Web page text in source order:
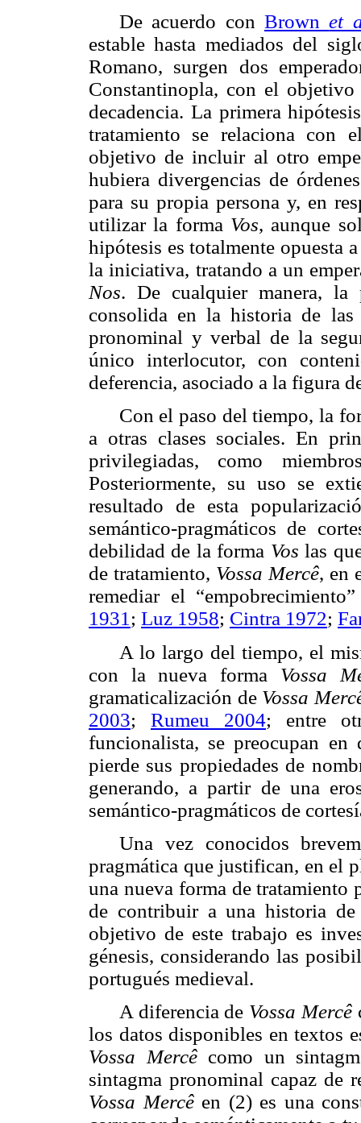
De acuerdo con Brownet
estable hasta mediados del
Romano, surgen dos
Constantinopla, con el
decadencia. La primera
tratamiento se relaciona con
objetivo de incluir al otro
hubiera divergencias de
para su propia persona y, en
utilizar la forma Vos, aunque
hipótesis es totalmente opuesta
la iniciativa, tratando a un
Nos. De cualquier manera, la
consolida en la historia de
pronominal y verbal de la
único interlocutor, con
deferencia, asociado a la figura
Con el paso del tiempo, la
a otras clases sociales. En
privilegiadas, como
Posteriormente, su uso se
resultado de esta
semántico-pragmáticos de
debilidad de la forma Vos las
de tratamiento, Vossa Mercê, en
remediar el
1931 ; Luz 1958; Cintra 1972;
A lo largo del tiempo, el
con la nueva forma Vossa
gramaticalización de Vossa
2003; Rumeu 2004; entre
funcionalista, se preocupan
pierde sus propiedades de
generando, a partir de una
semántico-pragmáticos de
Una vez conocidos
pragmática que justifican, en el
una nueva forma de tratamiento
de contribuir a una historia
objetivo de este trabajo es
génesis, considerando las
portugués medieval.
A diferencia de Vossa Mercê
los datos disponibles en textos
Vossa Mercêcomo un
sintagma pronominal capaz de
Vossa Mercêen (2) es una